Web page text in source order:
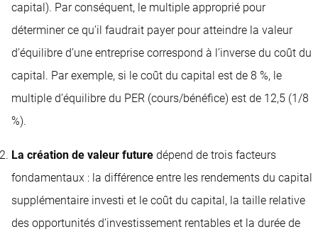
capital). Par conséquent, le multiple approprié pour
déterminer ce qu’il faudrait payer pour atteindre la valeur
d’équilibre d’une entreprise correspond à l’inverse du coût du
capital. Par exemple, si le coût du capital est de 8 %, le
multiple d’équilibre du PER (cours/bénéfice) est de 12,5 (1/8
%).
La création de valeur future dépend de trois facteurs
fondamentaux : la différence entre les rendements du capital
supplémentaire investi et le coût du capital, la taille relative
des opportunités d’investissement rentables et la durée de